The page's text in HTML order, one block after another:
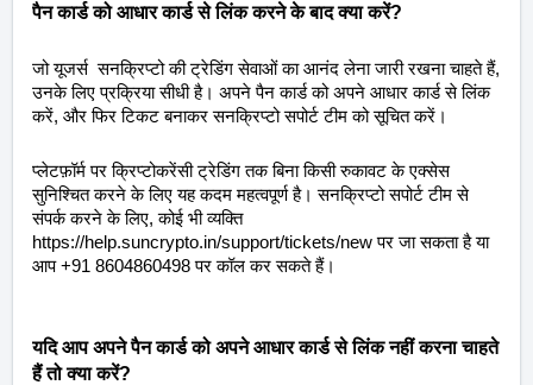
पैन कार्ड को आधार कार्ड से लिंक करने के बाद क्या करें?
जो यूजर्स सनक्रिप्टो की ट्रेडिंग सेवाओं का आनंद लेना जारी रखना चाहते हैं,
उनके लिए प्रक्रिया सीधी है। अपने पैन कार्ड को अपने आधार कार्ड से लिंक
करें, और फिर टिकट बनाकर सनक्रिप्टो सपोर्ट टीम को सूचित करें।
प्लेटफ़ॉर्म पर क्रिप्टोकरेंसी ट्रेडिंग तक बिना किसी रुकावट के एक्सेस
सुनिश्चित करने के लिए यह कदम महत्वपूर्ण है। सनक्रिप्टो सपोर्ट टीम से
संपर्क करने के लिए, कोई भी व्यक्ति
https://help.suncrypto.in/support/tickets/new पर जा सकता है या
आप +91 8604860498 पर कॉल कर सकते हैं।
यदि आप अपने पैन कार्ड को अपने आधार कार्ड से लिंक नहीं करना चाहते
हैं तो क्या करें?